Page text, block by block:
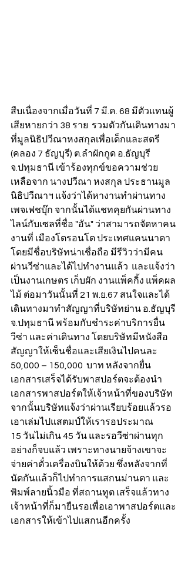
สืบเนื่องจากเมื่อวันที่ 7 มี.ค. 68 มีตัวแทนผู้
เสียหายกว่า 38 ราย  รวมตัวกันเดินทางมา
ที่มูลนิธิปวีณาหงสกุลเพื่อเด็กและสตรี
(คลอง 7 ธัญบุรี) ต.ลำผักกูด อ.ธัญบุรี
จ.ปทุมธานี เข้าร้องทุกข์ขอความช่วย
เหลือจาก นางปวีณา หงสกุล ประธานมูล
นิธิปวีณาฯ แจ้งว่าได้หางานทำผ่านทาง
เพจเฟชบุ๊ก จากนั้นได้แชทคุยกันผ่านทาง
ไลน์กับเซลที่ชื่อ "อัน" ว่าสามารถจัดหาคน
งานที่ เมืองโตรอนโต ประเทศแคนนาดา
โดยมีชื่อบริษัทน่าเชื่อถือ มีรีวิวว่ามีคน
ผ่านวีซ่าและได้ไปทำงานแล้ว  และแจ้งว่า
เป็นงานเกษตร เก็บผัก งานแพ็คกิ้ง แพ็คผล
ไม้ ต่อมาวันนั้นที่ 21 พ.ย.67 สนใจและได้
เดินทางมาทำสัญญาที่บริษัทย่าน อ.ธัญบุรี
จ.ปทุมธานี พร้อมกับชำระค่าบริการยื่น
วีซ่า และค่าเดินทาง โดยบริษัทมีหนังสือ
สัญญาให้เซ็นชื่อและเสียเงินไปคนละ
50,000 – 150,000  บาท หลังจากยื่น
เอกสารเสร็จได้รับพาสปอร์ตจะต้องนำ
เอกสารพาสปอร์ตให้เจ้าหน้าที่ของบริษัท
จากนั้นบริษัทแจ้งว่าผ่านเรียบร้อยแล้วรอ
เอาเล่มไปแสตมป์ให้เรารอประมาณ
15 วันไม่เกิน 45 วัน และรอวีซ่าผ่านทุก
อย่างก็จบแล้ว เพราะทางนายจ้างเขาจะ
จ่ายค่าตั๋วเครื่องบินให้ด้วย ซึ่งหลังจากที่
นัดกันแล้วก็ไปทำการแสกนม่านตา และ
พิมพ์ลายนิ้วมือ ที่สถานทูต เสร็จแล้วทาง
เจ้าหน้าที่ก็มายืนรอเพื่อเอาพาสปอร์ตและ
เอกสารให้เข้าไปแสกนอีกครั้ง